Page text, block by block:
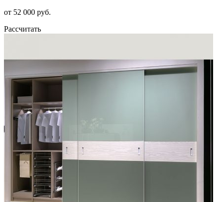
от 52 000 руб.
Рассчитать